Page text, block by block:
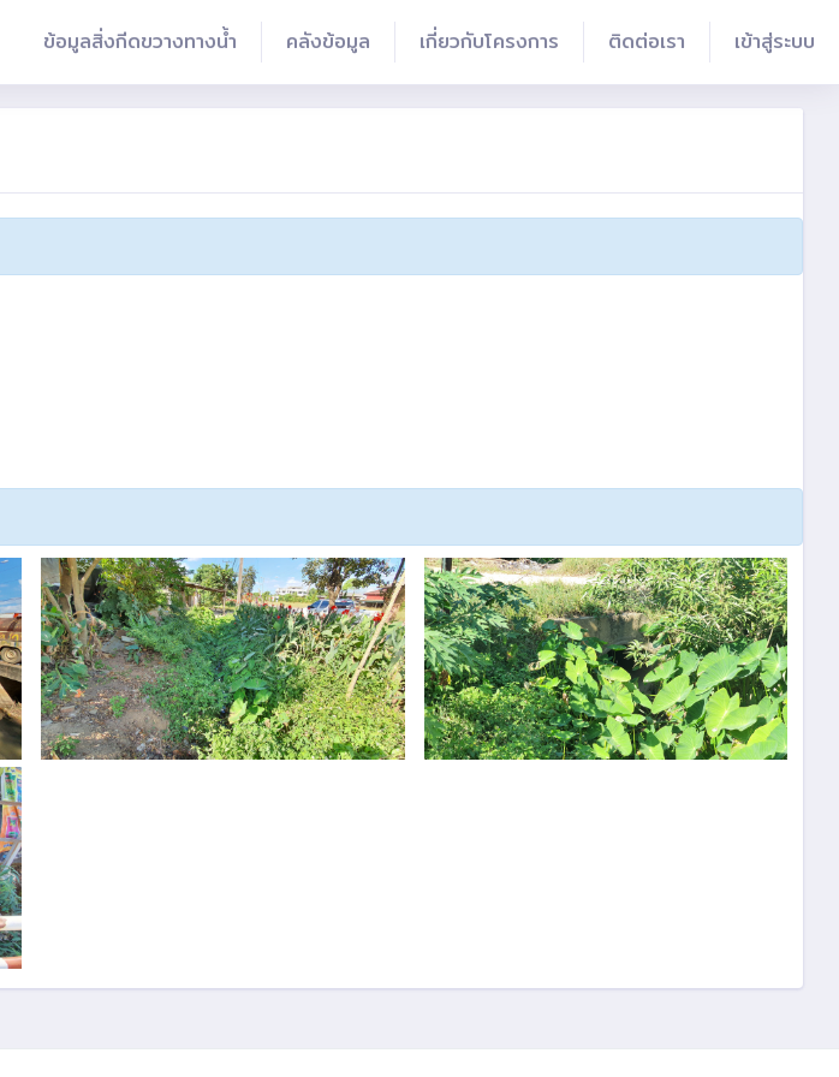
ข้อมูลสิ่งกีดขวางทางน้ำ คลังข้อมูล เกี่ยวกับโครงการ ติดต่อเรา เข้าสู่ระบบ